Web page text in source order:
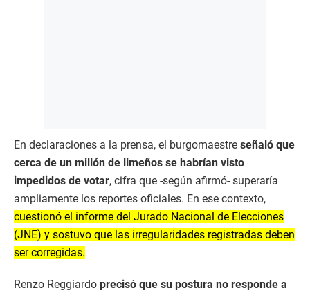
En declaraciones a la prensa, el burgomaestre señaló que
cerca de un millón de limeños se habrían visto
impedidos de votar, cifra que -según afirmó- superaría
ampliamente los reportes oficiales. En ese contexto,
cuestionó el informe del Jurado Nacional de Elecciones
(JNE) y sostuvo que las irregularidades registradas deben
ser corregidas.
Renzo Reggiardo precisó que su postura no responde a